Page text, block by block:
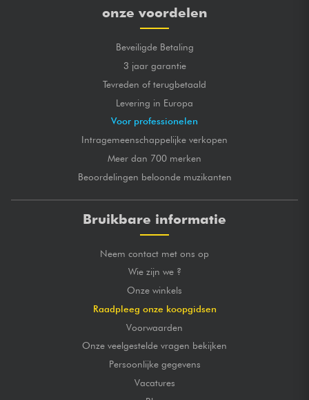
onze voordelen
Beveiligde Betaling
3 jaar garantie
Tevreden of terugbetaald
Levering in Europa
Voor professionelen
Intragemeenschappelijke verkopen
Meer dan 700 merken
Beoordelingen beloonde muzikanten
Bruikbare informatie
Neem contact met ons op
Wie zijn we ?
Onze winkels
Raadpleeg onze koopgidsen
Voorwaarden
Onze veelgestelde vragen bekijken
Persoonlijke gegevens
Vacatures